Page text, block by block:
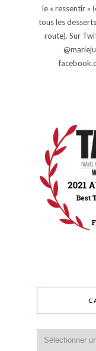
le « ressentir »
tous les
route). Sur